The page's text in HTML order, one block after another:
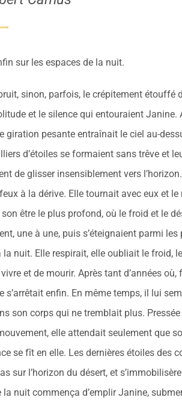
sur les espaces de la nuit.
sinon, parfois, le crépitement étouffé
et le silence qui entouraient Janine.
giration pesante entraînait le ciel au-
d’étoiles se formaient sans trêve et
de glisser insensiblement vers
à la dérive. Elle tournait avec eux et
être le plus profond, où le froid et le
une à une, puis s’éteignaient parmi
la nuit. Elle respirait, elle oubliait le froid,
et de mourir. Après tant d’années
s’arrêtait enfin. En même temps, il lui
son corps qui ne tremblait plus.
elle attendait seulement que
se fît en elle. Les dernières étoiles des
sur l’horizon du désert, et
la nuit commença d’emplir Janine,